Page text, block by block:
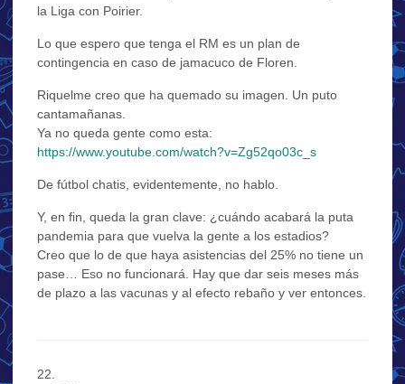
la Liga con Poirier.
Lo que espero que tenga el RM es un plan de
contingencia en caso de jamacuco de Floren.
Riquelme creo que ha quemado su imagen. Un puto
cantamañanas.
Ya no queda gente como esta:
https://www.youtube.com/watch?v=Zg52qo03c_s
De fútbol chatis, evidentemente, no hablo.
Y, en fin, queda la gran clave: ¿cuándo acabará la puta
pandemia para que vuelva la gente a los estadios?
Creo que lo de que haya asistencias del 25% no tiene un
pase… Eso no funcionará. Hay que dar seis meses más
de plazo a las vacunas y al efecto rebaño y ver entonces.